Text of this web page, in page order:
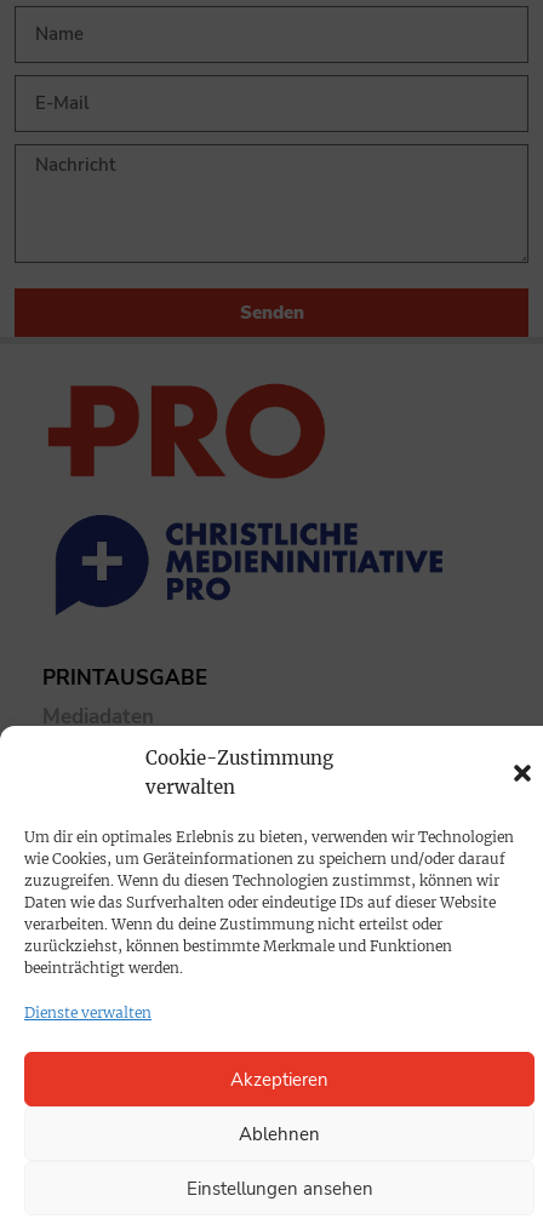
Cookie-Zustimmung
verwalten
Um dir ein optimales Erlebnis zu bieten, verwenden wir Technologien
wie Cookies, um Geräteinformationen zu speichern und/oder darauf
zuzugreifen. Wenn du diesen Technologien zustimmst, können wir
Daten wie das Surfverhalten oder eindeutige IDs auf dieser Website
verarbeiten. Wenn du deine Zustimmung nicht erteilst oder
zurückziehst, können bestimmte Merkmale und Funktionen
beeinträchtigt werden.
Dienste verwalten
Akzeptieren
Ablehnen
Einstellungen ansehen
Senden
PRINTAUSGABE
Mediadaten
PROKOMPAKT
Impressum
SPENDEN
Datenschutz
KONTAKT